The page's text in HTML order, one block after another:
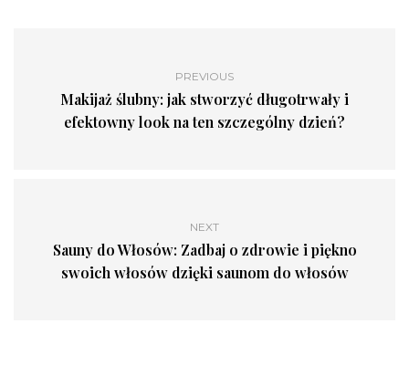
PREVIOUS
Makijaż ślubny: jak stworzyć długotrwały i
efektowny look na ten szczególny dzień?
NEXT
Sauny do Włosów: Zadbaj o zdrowie i piękno
swoich włosów dzięki saunom do włosów